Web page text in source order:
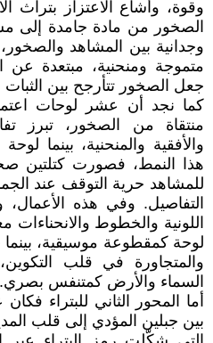
وقوة، وأشاع الاعتزاز بتراث
الصخور من مادة جامدة إلى
وجدانية بين المشاهد
متموجة ومنحنية، مبتعدة عن
جعل الصخور تتأرجح بين الثبات
كما نجد أن عشر لوحات
منتقاة من الصخور، تبرز
والأفقية والمنحنية، بينما
هذا النمط، فصورت كتلتين
للمشاهد حرية التوقف عند
التفاصيل. وفي هذه
اللونية والخطوط والانحناءات
لوحة كمقطوعة موسيقية، بينما
والمتجاورة في قلب
السماء والأرض كمتنفس بصري.
أما المحور الثاني للبتراء
بين جبلين المؤدي إلى قلب